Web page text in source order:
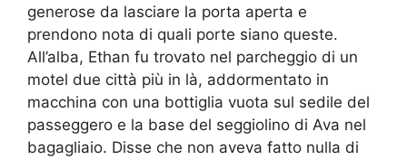
generose da lasciare la porta aperta e
prendono nota di quali porte siano queste.
All’alba, Ethan fu trovato nel parcheggio di un
motel due città più in là, addormentato in
macchina con una bottiglia vuota sul sedile del
passeggero e la base del seggiolino di Ava nel
bagagliaio. Disse che non aveva fatto nulla di